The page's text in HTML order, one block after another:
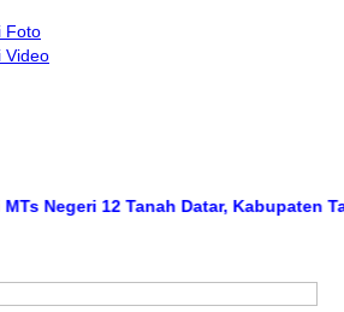
Foto
Video
Negeri 12 Tanah Datar, Kabupaten